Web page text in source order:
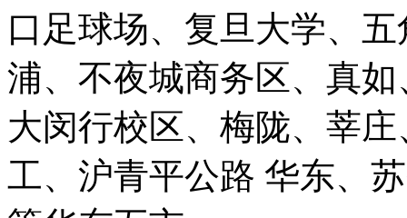
口足球场、复旦大学、
浦、不夜城商务区、真
大闵行校区、梅陇、莘
工、沪青平公路 华东、